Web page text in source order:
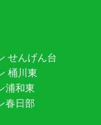
せんげん台
桶川東
浦和東
春日部